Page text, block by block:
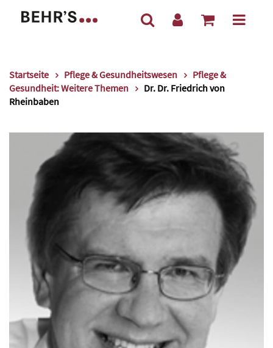
Startseite Pflege & Gesundheitswesen
Pflege &
Gesundheit: Weitere Themen
Dr. Dr. Friedrich von
Rheinbaben